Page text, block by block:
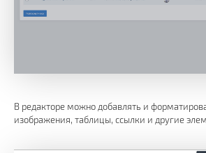
В редакторе можно добавлять и
изображения, таблицы, ссылки и другие